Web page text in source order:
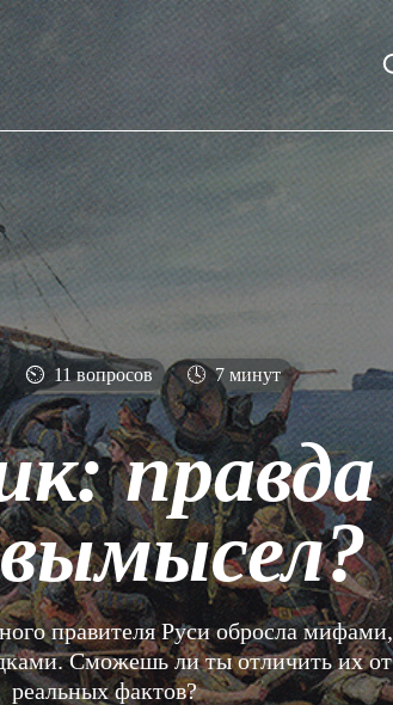
⏲ 11 вопросов 🕓 7 минут
правда
правителя Руси обросла мифами,
Сможешь ли ты отличить их от
реальных фактов?